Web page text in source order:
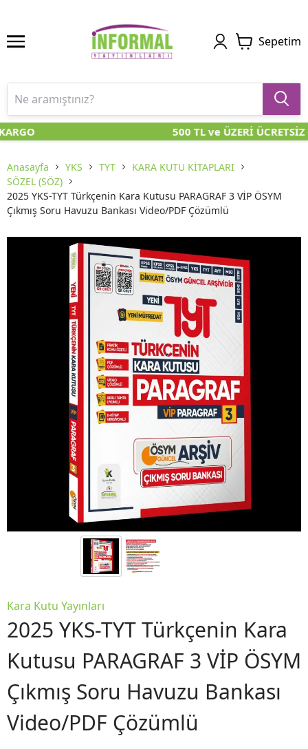
Sepetim
500 TL ve ÜZERİ ÜCRETSİZ
Anasayfa YKS TYT
KARA KUTU KİTAPLARI
SÖZEL (SÖZ)
2025 YKS-TYT Türkçenin Kara Kutusu PARAGRAF 3 VİP ÖSYM
Çıkmış Soru Havuzu Bankası Video/PDF Çözümlü
Kara Kutu Yayınları
2025 YKS-TYT Türkçenin Kara
Kutusu PARAGRAF 3 VİP ÖSYM
Çıkmış Soru Havuzu Bankası
Video/PDF Çözümlü